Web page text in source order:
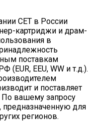
CET в России
картриджи и драм-
в
поставкам
(EUR, EEU, WW и т.д.).
и поставляет
вашему запросу
для
регионов.